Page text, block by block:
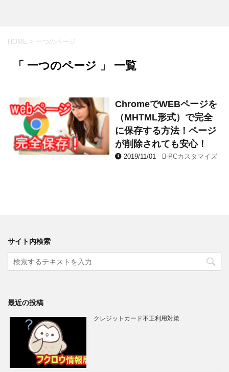
HOME > 一つのページ
「 一つのページ 」 一覧
ChromeでWEBページを
（MHTML形式）で完全
に保存する方法！ページ
が削除されても安心！
2019/11/01 -PCカスタマイズ
サイト内検索
最近の投稿
クレジットカード不正利用対策